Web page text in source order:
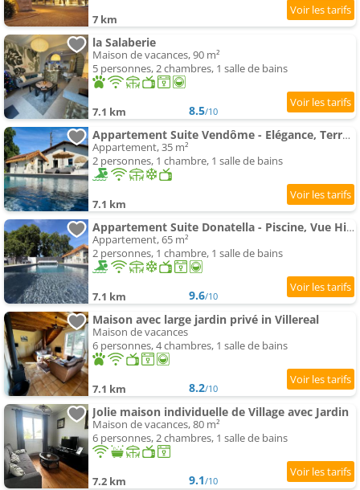
7 km
la Salaberie
Maison de vacances, 90 m²
5 personnes, 2 chambres, 1 salle de bains
7.1 km 8.5/10
Appartement Suite Vendôme - Elégance, Terrasse avec accès Piscine
Appartement, 35 m²
2 personnes, 1 chambre, 1 salle de bains
7.1 km
Appartement Suite Donatella - Piscine, Vue Hippodrome & Village à pied
Appartement, 65 m²
2 personnes, 1 chambre, 1 salle de bains
7.1 km 9.6/10
Maison avec large jardin privé in Villereal
Maison de vacances
6 personnes, 4 chambres, 1 salle de bains
7.1 km 8.2/10
Jolie maison individuelle de Village avec Jardin
Maison de vacances, 80 m²
6 personnes, 2 chambres, 1 salle de bains
7.2 km 9.1/10